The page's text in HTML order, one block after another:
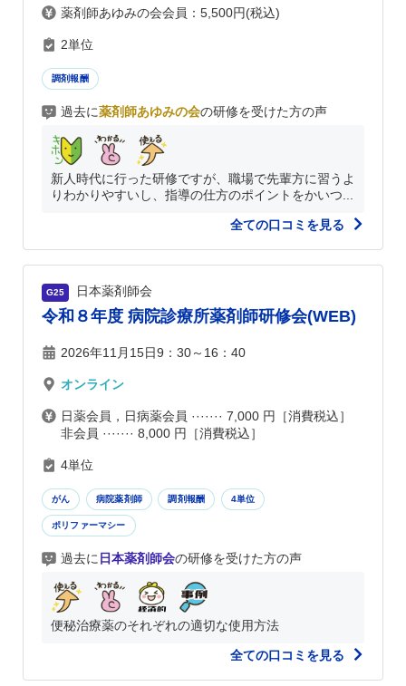
薬剤師あゆみの会会員：5,500円(税込)
2単位
調剤報酬
過去に薬剤師あゆみの会の研修を受けた方の声
新人時代に行った研修ですが、職場で先輩方に習うよ
りわかりやすいし、指導の仕方のポイントをかいつ...
全ての口コミを見る
G25 日本薬剤師会
令和８年度 病院診療所薬剤師研修会(WEB)
2026年11月15日9：30～16：40
オンライン
日薬会員，日病薬会員 ······· 7,000 円［消費税込］
非会員 ······· 8,000 円［消費税込］
4単位
がん 病院薬剤師 調剤報酬 4単位
ポリファーマシー
過去に 日本薬剤師会の研修を受けた方の声
便秘治療薬のそれぞれの適切な使用方法
全ての口コミを見る